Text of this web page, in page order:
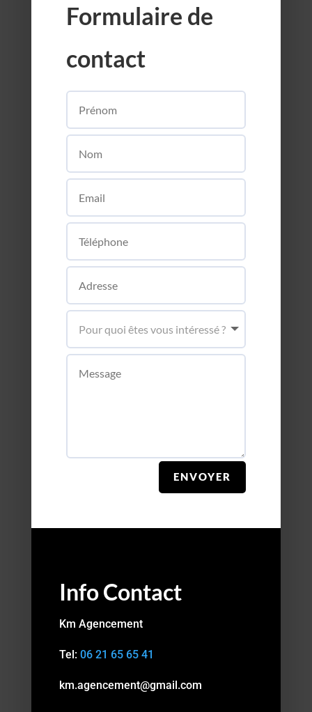
Formulaire de
contact
ENVOYER
Info Contact
Km Agencement
Tel: 06 21 65 65 41
km.agencement@gmail.com